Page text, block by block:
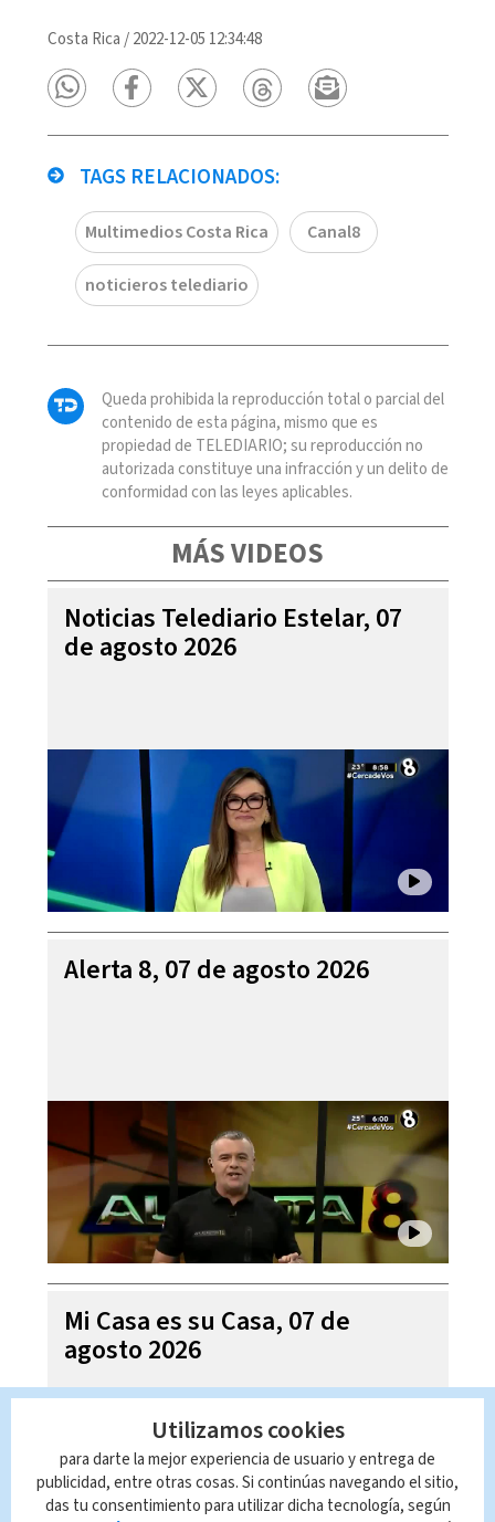
Costa Rica /2022-12-05 12:34:48
TAGS RELACIONADOS:
Multimedios Costa Rica Canal8
noticieros telediario
Queda prohibida la reproducción total o parcial del
contenido de esta página, mismo que es
propiedad de TELEDIARIO; su reproducción no
autorizada constituye una infracción y un delito de
conformidad con las leyes aplicables.
MÁS VIDEOS
Noticias Telediario Estelar, 07
de agosto 2026
Alerta 8, 07 de agosto 2026
Mi Casa es su Casa, 07 de
agosto 2026
Utilizamos cookies
para darte la mejor experiencia de usuario y entrega de
publicidad, entre otras cosas. Si continúas navegando el sitio,
das tu consentimiento para utilizar dicha tecnología, según